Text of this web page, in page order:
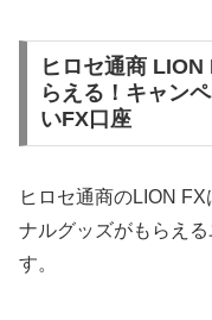
ヒロセ通商 LION
らえる！キャン
いFX口座
ヒロセ通商のLION
ナルグッズがもらえ
す。